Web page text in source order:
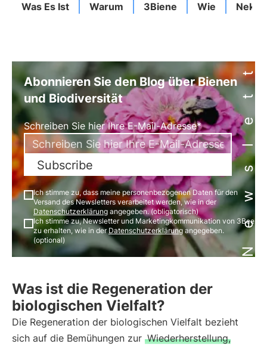
Was Es Ist Warum 3Biene Wie Newsletter
Abonnieren Sie den Blog über Bienen
und Biodiversität
Schreiben Sie hier Ihre E-Mail-Adresse*
Subscribe
Ich stimme zu, dass meine personenbezogenen Daten für den
Versand des Newsletters verarbeitet werden, wie in der
Datenschutzerklärung angegeben. (obligatorisch)
Ich stimme zu, Newsletter und Marketingkommunikation von 3Bee
zu erhalten, wie in derDatenschutzerklärungangegeben.
(optional)
Was ist die Regeneration der
biologischen Vielfalt?
Die Regeneration der biologischen Vielfalt bezieht
sich auf die Bemühungen zur Wiederherstellung,